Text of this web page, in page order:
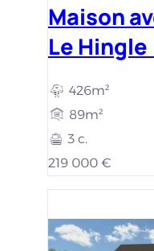
Maison
Le
426m²
89m²
3 c.
219 000 €